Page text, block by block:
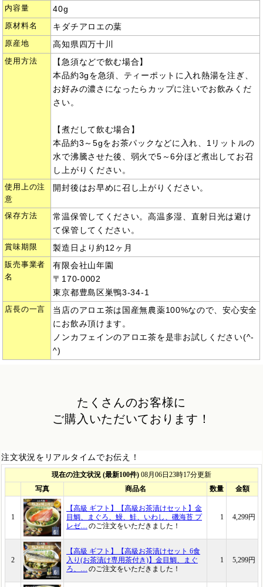
内容量 40g
原材料名 キダチアロエの葉
原産地 高知県四万十川
使用方法
【急須などで飲む場合】
本品約3gを急須、ティーポットに入れ熱湯を注ぎ、
お好みの濃さになったらカップに注いでお飲みくだ
さい。
【煮だして飲む場合】
本品約3～5gをお茶パックなどに入れ、1リットルの
水で沸騰させた後、弱火で5～6分ほど煮出してお召
し上がりください。
使用上の注
意
開封後はお早めに召し上がりください。
保存方法
常温保管してください。高温多湿、直射日光は避け
て保管してください。
賞味期限 製造日より約12ヶ月
販売事業者
名
有限会社山年園
〒170-0002
東京都豊島区巣鴨3-34-1
店長の一言
当店のアロエ茶は国産無農薬100%なので、安心安全
にお飲み頂けます。
ノンカフェインのアロエ茶を是非お試しください(^-
^)
たくさんのお客様に
ご購入いただいております！
注文状況をリアルタイムでお伝え！